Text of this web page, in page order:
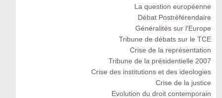
La question européenne
Débat Postréférendaire
Généralités sur l'Europe
Tribune de débats sur le TCE
Crise de la représentation
Tribune de la présidentielle 2007
Crise des institutions et des ideologies
Crise de la justice
Evolution du droit contemporain